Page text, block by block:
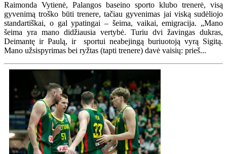
Raimonda Vytienė, Palangos baseino sporto klubo trenerė, visą
gyvenimą troško būti trenere, tačiau gyvenimas jai viską sudėliojo
standartiškai, o gal ypatingai – šeima, vaikai, emigracija. „Mano
šeima yra mano didžiausia vertybė. Turiu dvi žavingas dukras,
Deimantę ir Paulą, ir sportui neabejingą buriuotoją vyrą Sigitą.
Mano užsispyrimas bei ryžtas (tapti trenere) davė vaisių: prieš...